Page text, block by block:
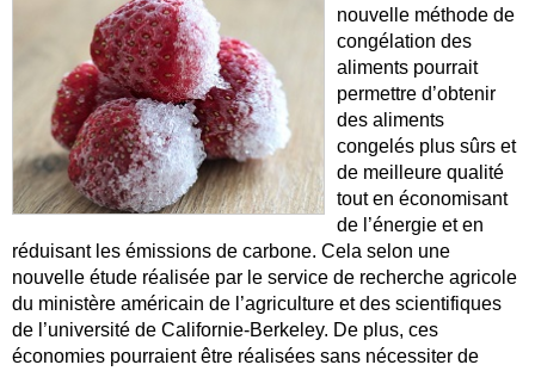
nouvelle méthode de
congélation des
aliments pourrait
permettre d’obtenir
des aliments
congelés plus sûrs et
de meilleure qualité
tout en économisant
de l’énergie et en
réduisant les émissions de carbone. Cela selon une
nouvelle étude réalisée par le service de recherche agricole
du ministère américain de l’agriculture et des scientifiques
de l’université de Californie-Berkeley. De plus, ces
économies pourraient être réalisées sans nécessiter de